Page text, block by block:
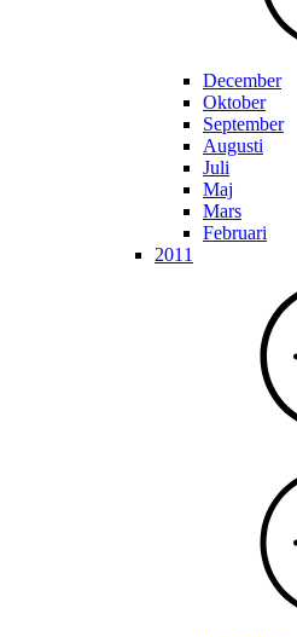
December
Oktober
September
Augusti
Juli
Maj
Mars
Februari
2011